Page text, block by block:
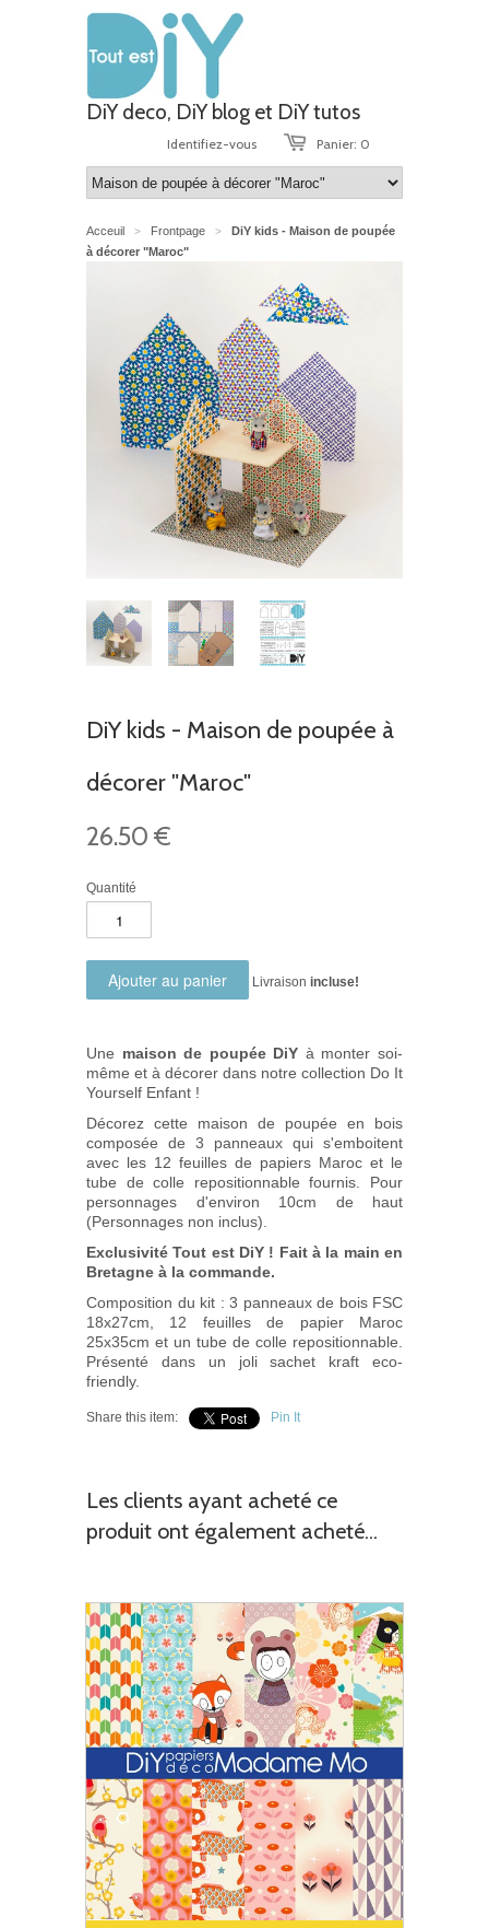
DiY deco, DiY blog et DiY tutos
Panier: 0
Identifiez-vous
Acceuil > Frontpage >
DiY kids - Maison de poupée
à décorer "Maroc"
DiY kids - Maison de poupée à
décorer "Maroc"
26.50 €
Quantité
Livraison incluse!
Une maison de poupée DiY à monter soi-
même et à décorer dans notre collection Do It
Yourself Enfant !
Décorez cette maison de poupée en bois
composée de 3 panneaux qui s'emboitent
avec les 12 feuilles de papiers Maroc et le
tube de colle repositionnable fournis. Pour
personnages d'environ 10cm de haut
(Personnages non inclus).
Exclusivité Tout est DiY ! Fait à la main en
Bretagne à la commande.
Composition du kit : 3 panneaux de bois FSC
18x27cm, 12 feuilles de papier Maroc
25x35cm et un tube de colle repositionnable.
Présenté dans un joli sachet kraft eco-
friendly.
Share this item: Pin It
Les clients ayant acheté ce
produit ont également acheté...